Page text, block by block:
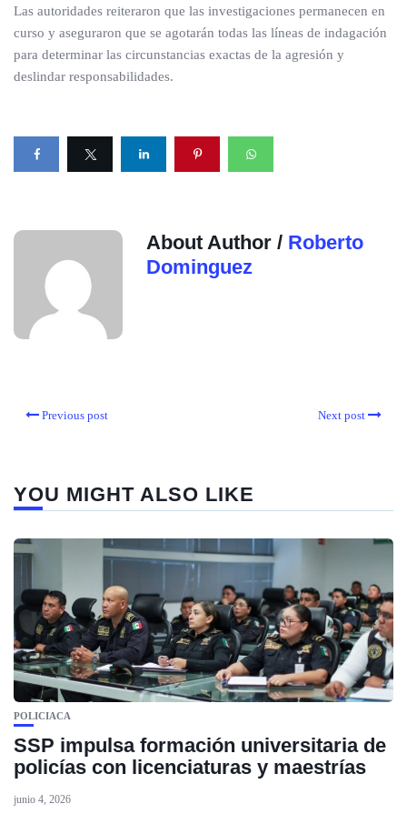
Las autoridades reiteraron que las investigaciones permanecen en
curso y aseguraron que se agotarán todas las líneas de indagación
para determinar las circunstancias exactas de la agresión y
deslindar responsabilidades.
About Author / Roberto
Dominguez
Previous post Next post
YOU MIGHT ALSO LIKE
POLICIACA
SSP impulsa formación universitaria de
policías con licenciaturas y maestrías
junio 4, 2026